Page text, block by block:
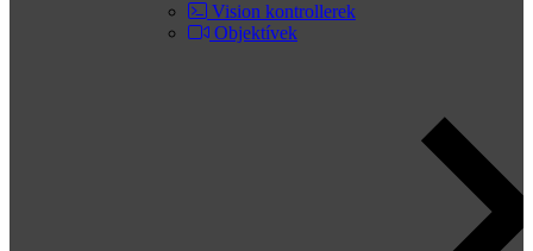
Vision kontrollerek
Objektívek